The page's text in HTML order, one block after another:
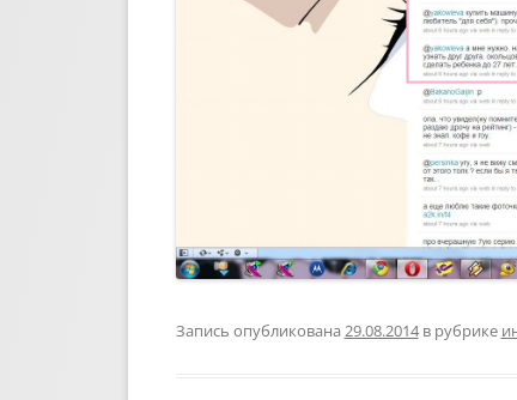
Запись опубликована 29.08.2014в рубрике